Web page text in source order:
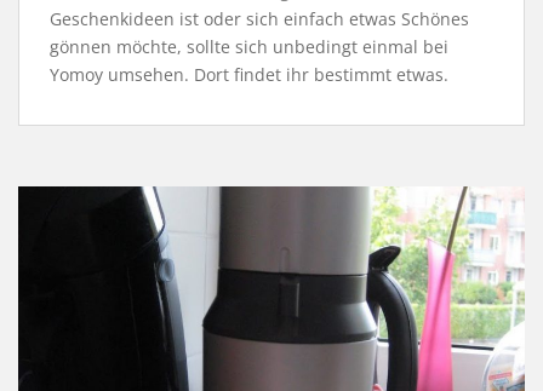
Geschenkideen ist oder sich einfach etwas Schönes
gönnen möchte, sollte sich unbedingt einmal bei
Yomoy umsehen. Dort findet ihr bestimmt etwas.